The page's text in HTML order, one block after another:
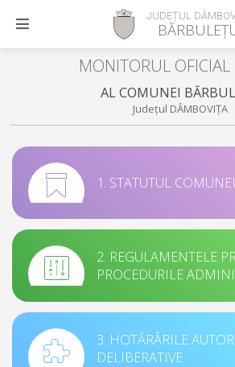
JUDEȚUL
MONITORUL OFICIAL
AL COMUNEI
Județul DÂMBOVIȚA
1. STATUTUL COMUNEI
2. REGULAMENTELE
PROCEDURILE
3. HOTĂRÂRILE
DELIBERATIVE